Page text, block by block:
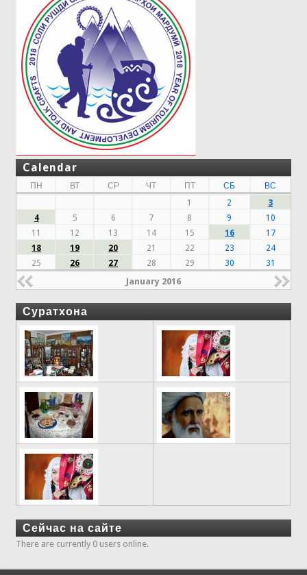
Calendar
ПН ВТ СР ЧТ ПТ СБ
ВС
1
2
3
4
5 6 7 8 9
10
11
12 13 14 15 16
17
18
19 20 21 22 23
24
25
26 27 28 29 30 31
January 2016
Суратхона
Сейчас на сайте
There are currently 0 users online.